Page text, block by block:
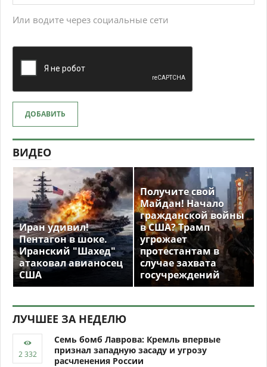
Или водите через социальные сети
ДОБАВИТЬ
ВИДЕО
Иран удивил!
Пентагон в шоке.
Иранский "Шахед"
атаковал авианосец
США
Получите свой
Майдан! Начало
гражданской войны
в США? Трамп
угрожает
протестантам в
случае захвата
госучреждений
ЛУЧШЕЕ ЗА НЕДЕЛЮ
Семь бомб Лаврова: Кремль впервые
признал западную засаду и угрозу
расчленения России